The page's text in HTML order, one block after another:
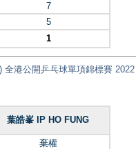
7
5
1
全港公開乒乓球單項錦標賽 2022
葉皓峯 IP HO FUNG
棄權